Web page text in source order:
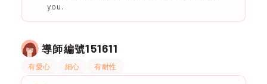
you.
導師編號151611
有愛心 細心 有耐性